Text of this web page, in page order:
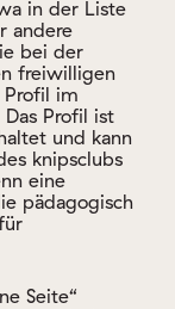
Seite“
gelöscht
des